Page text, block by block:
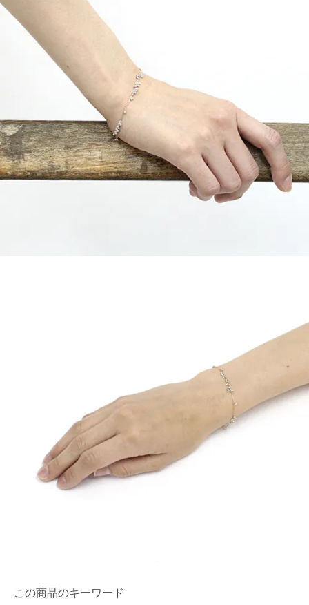
この商品のキーワード